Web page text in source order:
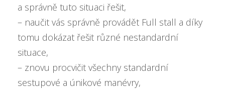
a správně tuto situaci řešit,
– naučit vás správně provádět Full stall a díky
tomu dokázat řešit různé nestandardní
situace,
– znovu procvičit všechny standardní
sestupové a únikové manévry,